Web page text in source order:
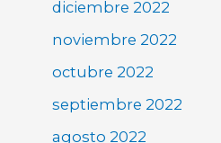
diciembre 2022
noviembre 2022
octubre 2022
septiembre 2022
agosto 2022